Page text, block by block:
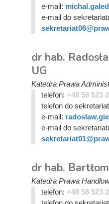
e-mail:
e-mail do
dr hab.
UG
Katedra Prawa
telefon: +48 58 523
telefon do
e-mail:
e-mail do
dr hab.
Katedra Prawa
telefon: +48 58 523